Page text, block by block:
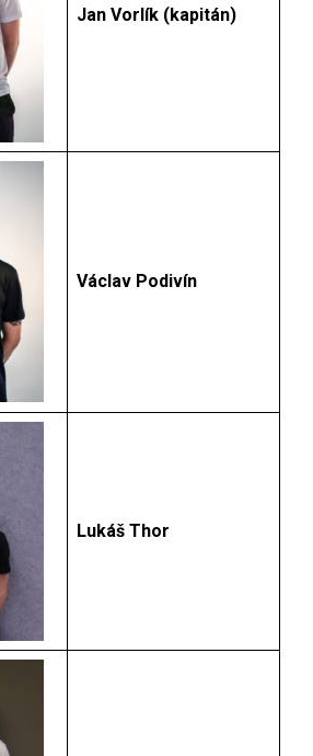
Jan Vorlík (kapitán)
Václav Podivín
Lukáš Thor